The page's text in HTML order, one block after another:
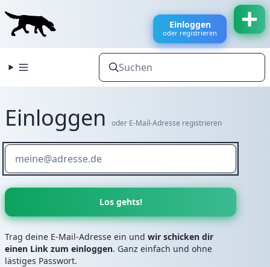
Einloggen
oder registrieren
Einloggen oder E-Mail-Adresse registrieren
Trag deine E-Mail-Adresse ein und wir schicken dir
einen Link zum einloggen. Ganz einfach und ohne
lästiges Passwort.